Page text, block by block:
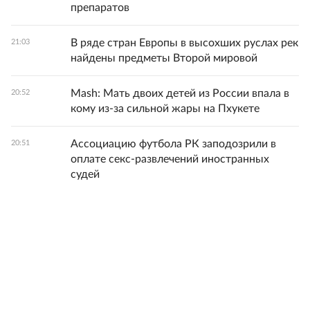
препаратов
21:03
В ряде стран Европы в высохших руслах рек
найдены предметы Второй мировой
20:52
Mash: Мать двоих детей из России впала в
кому из-за сильной жары на Пхукете
20:51
Ассоциацию футбола РК заподозрили в
оплате секс-развлечений иностранных
судей